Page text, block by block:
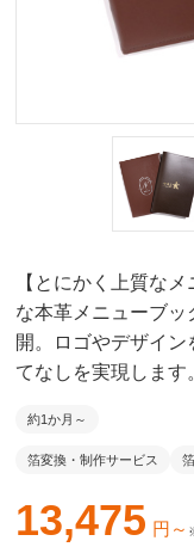
【とにかく上質な
な本革メニューブ
開。ロゴやデザイ
てなしを実現します
約1か月～
箔変換・制作サービス
13,475 円～